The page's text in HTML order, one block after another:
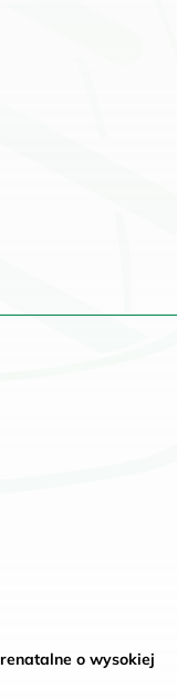
o wysokiej